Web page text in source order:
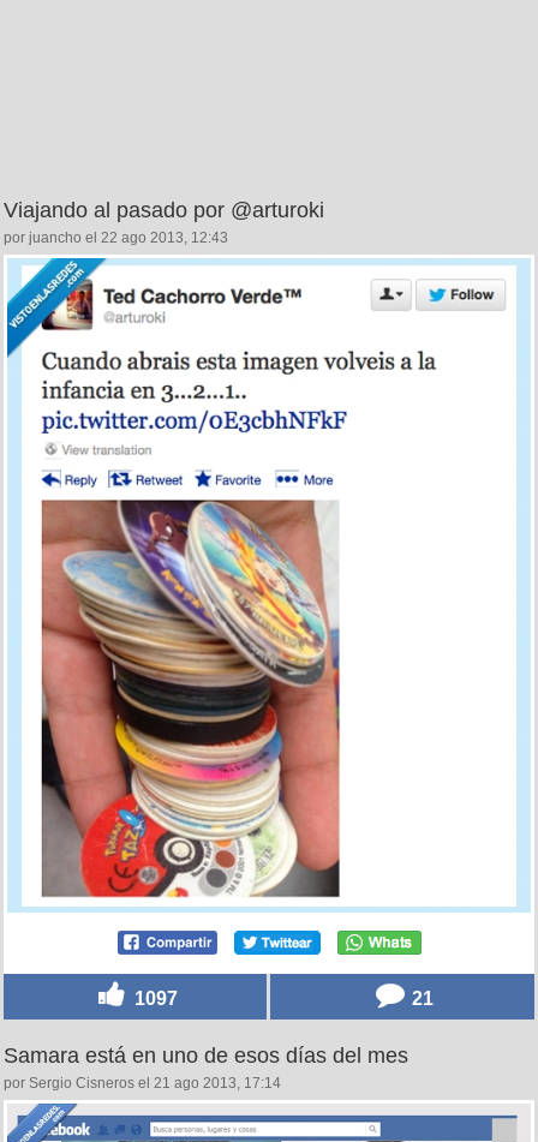
Viajando al pasado por @arturoki
por juancho el 22 ago 2013, 12:43
1097 21
Samara está en uno de esos días del mes
por Sergio Cisneros el 21 ago 2013, 17:14